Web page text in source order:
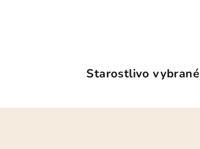
Starostlivo vybrané